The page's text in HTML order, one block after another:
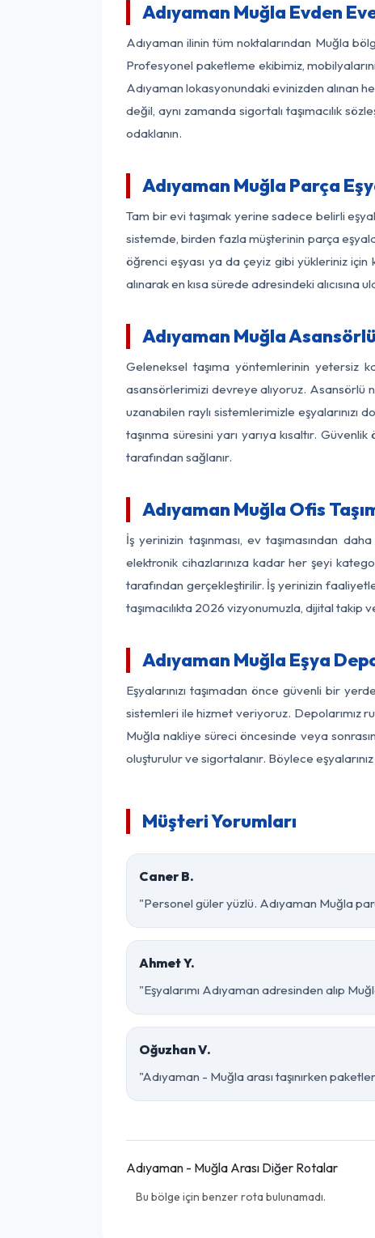
Adıyaman Muğla Evden
Adıyaman ilinin tüm noktalarından Muğla
Profesyonel paketleme ekibimiz,
Adıyaman lokasyonundaki evinizden alınan
değil, aynı zamanda sigortalı taşımacılık
odaklanın.
Adıyaman Muğla Parça
Tam bir evi taşımak yerine sadece belirli
sistemde, birden fazla müşterinin parça
öğrenci eşyası ya da çeyiz gibi yükleriniz için
alınarak en kısa sürede adresindeki alıcısına
Adıyaman Muğla
Geleneksel taşıma yöntemlerinin yetersiz
asansörlerimizi devreye alıyoruz. Asansörlü
uzanabilen raylı sistemlerimizle
taşınma süresini yarı yarıya kısaltır.
tarafından sağlanır.
Adıyaman Muğla Ofis
İş yerinizin taşınması, ev taşımasından
elektronik cihazlarınıza kadar her şeyi
tarafından gerçekleştirilir. İş yerinizin
taşımacılıkta 2026 vizyonumuzla, dijital takip
Adıyaman Muğla Eşya
Eşyalarınızı taşımadan önce güvenli bir
sistemleri ile hizmet veriyoruz. Depolarımız
Muğla nakliye süreci öncesinde veya
oluşturulur ve sigortalanır. Böylece
Müşteri Yorumları
Caner B.
"Personel güler yüzlü. Adıyaman Muğla
Ahmet Y.
"Eşyalarımı Adıyaman adresinden alıp
Oğuzhan V.
"Adıyaman - Muğla arası taşınırken
Adıyaman - Muğla Arası Diğer Rotalar
Bu bölge için benzer rota bulunamadı.